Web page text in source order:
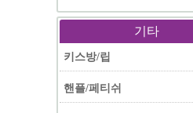
기타
키스방/립
핸플/페티쉬